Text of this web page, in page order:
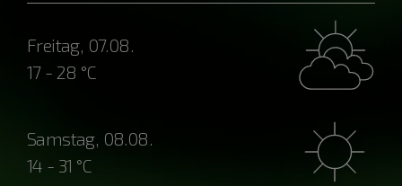
Freitag, 07.08.
17 - 28 °C
Samstag, 08.08.
14 - 31 °C